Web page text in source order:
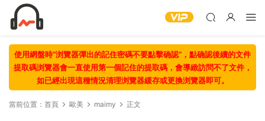
使用網盤時“浏覽器彈出的記住密碼不要點擊确認“，點确認後續的文件
提取碼浏覽器會一直使用第一個記住的提取碼，會導緻訪問不了文件，
如已經出現這種情況清理浏覽器緩存或更換浏覽器即可。
當前位置： 首頁 歐美 maimy 正文